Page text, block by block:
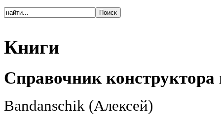
Книги
Справочник конструктора
Bandanschik (Алексей)